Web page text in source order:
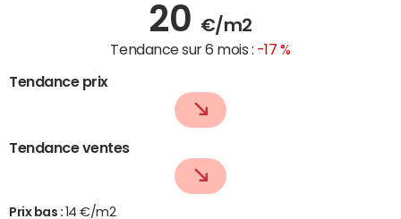
20 €/m2
Tendance sur 6 mois : -17 %
Tendance prix
Tendance ventes
Prix bas : 14 €/m2